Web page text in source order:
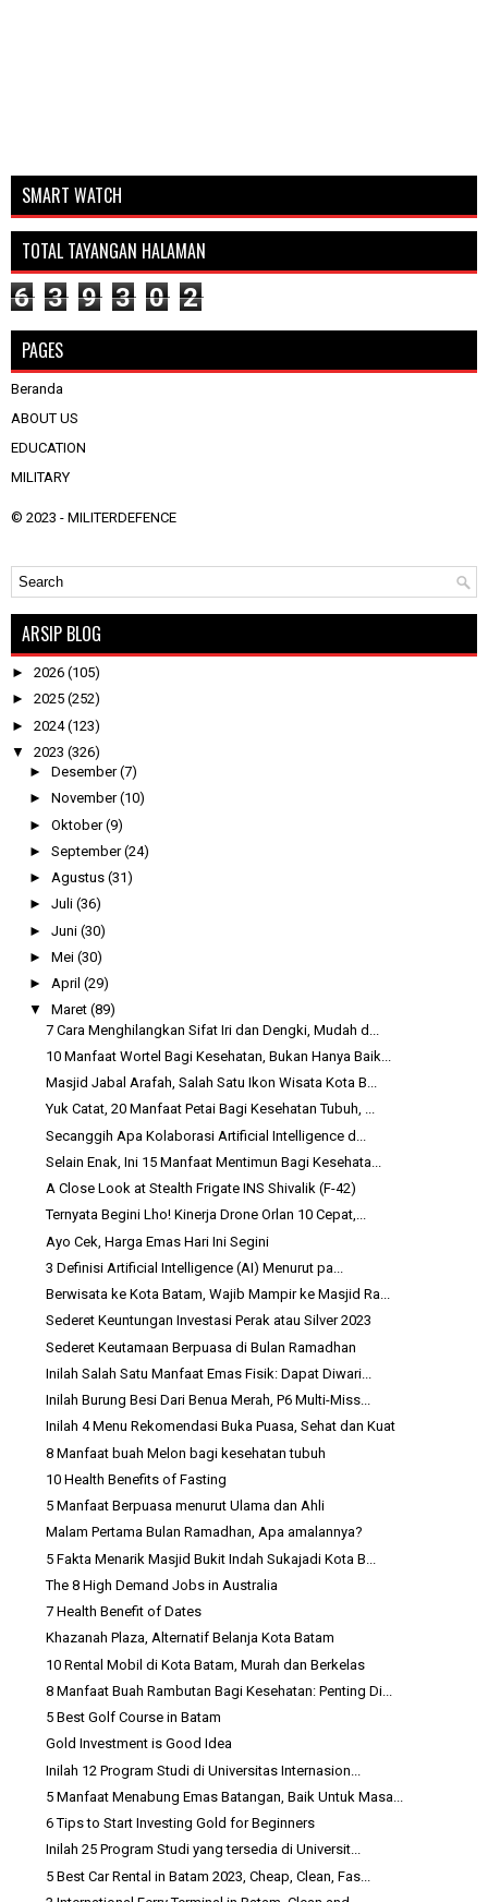
SMART WATCH
TOTAL TAYANGAN HALAMAN
6 3 9 3 0 2
PAGES
Beranda
ABOUT US
EDUCATION
MILITARY
© 2023 - MILITERDEFENCE
ARSIP BLOG
► 2026 (105)
► 2025 (252)
► 2024(123)
▼ 2023 (326)
► Desember(7)
► November(10)
► Oktober(9)
► September(24)
► Agustus (31)
► Juli (36)
► Juni (30)
► Mei (30)
► April (29)
▼ Maret (89)
7 Cara Menghilangkan Sifat Iri dan Dengki, Mudah d...
10 Manfaat Wortel Bagi Kesehatan, Bukan Hanya Baik...
Masjid Jabal Arafah, Salah Satu Ikon Wisata Kota B...
Yuk Catat, 20 Manfaat Petai Bagi Kesehatan Tubuh, ...
Secanggih Apa Kolaborasi Artificial Intelligence d...
Selain Enak, Ini 15 Manfaat Mentimun Bagi Kesehata...
A Close Look at Stealth Frigate INS Shivalik (F-42)
Ternyata Begini Lho! Kinerja Drone Orlan 10 Cepat,...
Ayo Cek, Harga Emas Hari Ini Segini
3 Definisi Artificial Intelligence (AI) Menurut pa...
Berwisata ke Kota Batam, Wajib Mampir ke Masjid Ra...
Sederet Keuntungan Investasi Perak atau Silver 2023
Sederet Keutamaan Berpuasa di Bulan Ramadhan
Inilah Salah Satu Manfaat Emas Fisik: Dapat Diwari...
Inilah Burung Besi Dari Benua Merah, P6 Multi-Miss...
Inilah 4 Menu Rekomendasi Buka Puasa, Sehat dan Kuat
8 Manfaat buah Melon bagi kesehatan tubuh
10 Health Benefits of Fasting
5 Manfaat Berpuasa menurut Ulama dan Ahli
Malam Pertama Bulan Ramadhan, Apa amalannya?
5 Fakta Menarik Masjid Bukit Indah Sukajadi Kota B...
The 8 High Demand Jobs in Australia
7 Health Benefit of Dates
Khazanah Plaza, Alternatif Belanja Kota Batam
10 Rental Mobil di Kota Batam, Murah dan Berkelas
8 Manfaat Buah Rambutan Bagi Kesehatan: Penting Di...
5 Best Golf Course in Batam
Gold Investment is Good Idea
Inilah 12 Program Studi di Universitas Internasion...
5 Manfaat Menabung Emas Batangan, Baik Untuk Masa...
6 Tips to Start Investing Gold for Beginners
Inilah 25 Program Studi yang tersedia di Universit...
5 Best Car Rental in Batam 2023, Cheap, Clean, Fas...